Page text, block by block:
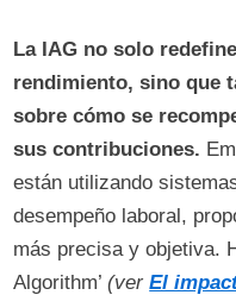
La IAG no solo
rendimiento, sino que
sobre cómo se
sus contribuciones.
están utilizando
desempeño laboral,
más precisa y objetiva.
Algorithm’(verEl